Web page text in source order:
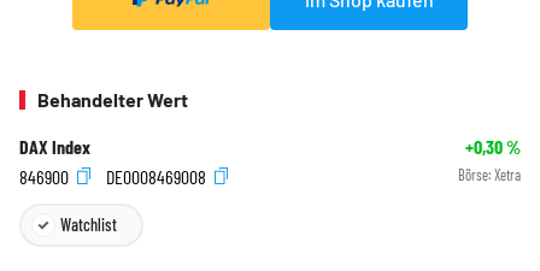
Behandelter Wert
DAX Index +0,30%
846900
DE0008469008 Börse: Xetra
Watchlist